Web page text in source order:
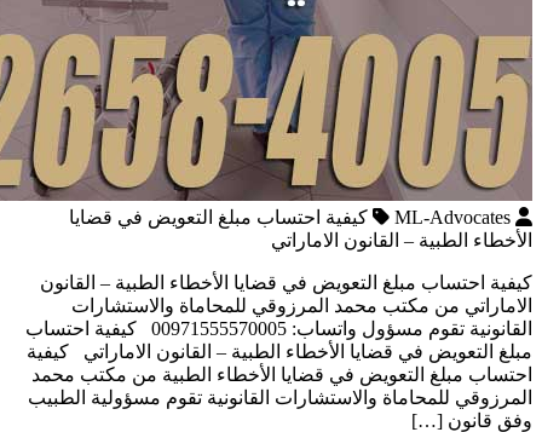
ML-Advocates
كيفية احتساب مبلغ التعويض في قضايا
الأخطاء الطبية – القانون الاماراتي
كيفية احتساب مبلغ التعويض في قضايا الأخطاء الطبية – القانون
الاماراتي من مكتب محمد المرزوقي للمحاماة والاستشارات
القانونية تقوم مسؤول واتساب: 00971555570005 كيفية احتساب
مبلغ التعويض في قضايا الأخطاء الطبية – القانون الاماراتي كيفية
احتساب مبلغ التعويض في قضايا الأخطاء الطبية من مكتب محمد
المرزوقي للمحاماة والاستشارات القانونية تقوم مسؤولية الطبيب
وفق قانون […]